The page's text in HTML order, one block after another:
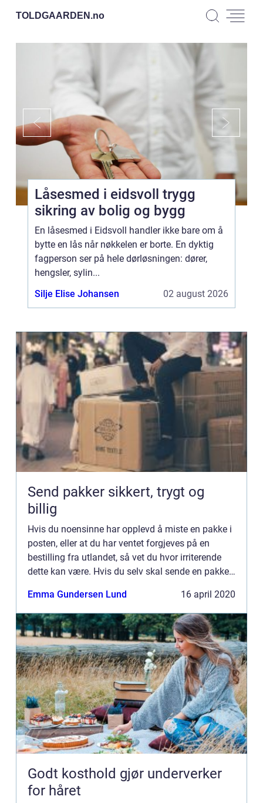
TOLDGAARDEN.no
Låsesmed i eidsvoll trygg
sikring av bolig og bygg
En låsesmed i Eidsvoll handler ikke bare om å
bytte en lås når nøkkelen er borte. En dyktig
fagperson ser på hele dørløsningen: dører,
hengsler, sylin...
Silje Elise Johansen
02 august 2026
Send pakker sikkert, trygt og
billig
Hvis du noensinne har opplevd å miste en pakke i
posten, eller at du har ventet forgjeves på en
bestilling fra utlandet, så vet du hvor irriterende
dette kan være. Hvis du selv skal sende en pakke,
Emma Gundersen Lund 16 april 2020
Godt kosthold gjør underverker
for håret